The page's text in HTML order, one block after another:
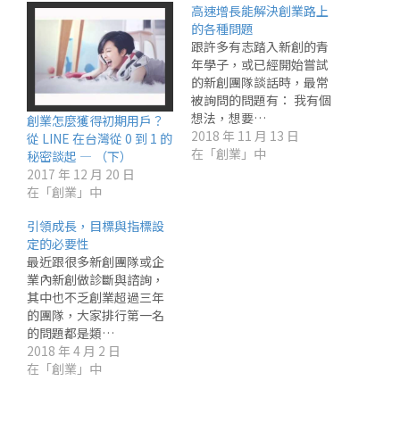
創業怎麼獲得初期用戶？
從 LINE 在台灣從 0 到 1 的
秘密談起 — （下）
2017 年 12 月 20 日
在「創業」中
高速增長能解決創業路上
的各種問題
跟許多有志踏入新創的青
年學子，或已經開始嘗試
的新創團隊談話時，最常
被詢問的問題有： 我有個
想法，想要…
2018 年 11 月 13 日
在「創業」中
引領成長，目標與指標設
定的必要性
最近跟很多新創團隊或企
業內新創做診斷與諮詢，
其中也不乏創業超過三年
的團隊，大家排行第一名
的問題都是類…
2018 年 4 月 2 日
在「創業」中